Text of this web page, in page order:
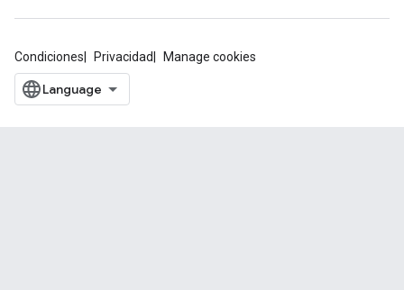
Condiciones Privacidad Manage cookies